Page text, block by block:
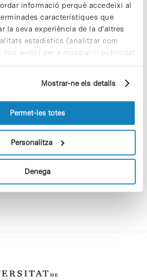
informació perquè accedeixi al
característiques que
la seva experiència de la d'altres
estadístics (analitzar com
lloc web) i per a mostrar-li publicitat
la base d'un perfil elaborat a
Per a obtenir més informació sobre
laPolítica de cookiesdel
Mostrar-ne els detalls
Permet-les totes
Personalitza
Denega
del Parc
de Barcelona, present
BIO de Boston
al 9 de maig la ciutat de Boston
XV edició de laBio Internacional
biotecnològic amb més
per primer cop, laBioregió de
participa amb un pavelló que
amb la presència, entre d’altres,
Científic de Barcelona i les
Advancell ,Microart
iOryzon Genomics.